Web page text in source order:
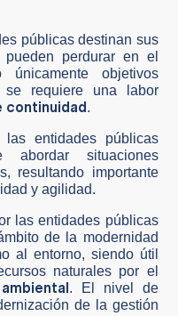
públicas destinan sus
perdurar en el
objetivos
se requiere una labor
continuidad.
entidades públicas
situaciones
resultando importante
y agilidad.
las entidades públicas
de la modernidad
al entorno, siendo útil
naturales por el
. El nivel de
de la gestión